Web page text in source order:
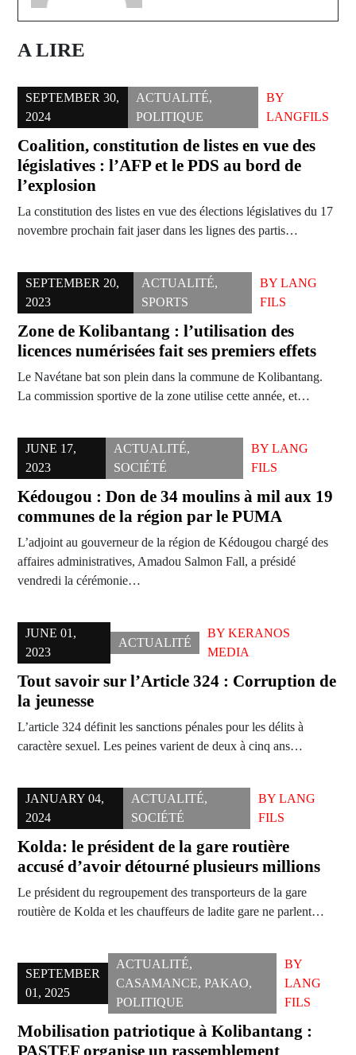
A LIRE
SEPTEMBER 30,
2024
ACTUALITÉ,
POLITIQUE
BY
LANGFILS
Coalition, constitution de listes en vue des
législatives : l’AFP et le PDS au bord de
l’explosion
La constitution des listes en vue des élections législatives du 17
novembre prochain fait jaser dans les lignes des partis…
SEPTEMBER 20,
2023
ACTUALITÉ,
SPORTS
BYLANG
FILS
Zone de Kolibantang : l’utilisation des
licences numérisées fait ses premiers effets
Le Navétane bat son plein dans la commune de Kolibantang.
La commission sportive de la zone utilise cette année, et…
JUNE 17,
2023
ACTUALITÉ,
SOCIÉTÉ
BYLANG
FILS
Kédougou : Don de 34 moulins à mil aux 19
communes de la région par le PUMA
L’adjoint au gouverneur de la région de Kédougou chargé des
affaires administratives, Amadou Salmon Fall, a présidé
vendredi la cérémonie…
JUNE 01,
2023
ACTUALITÉ
BY KERANOS
MEDIA
Tout savoir sur l’Article 324 : Corruption de
la jeunesse
L’article 324 définit les sanctions pénales pour les délits à
caractère sexuel. Les peines varient de deux à cinq ans…
JANUARY 04,
2024
ACTUALITÉ,
SOCIÉTÉ
BY LANG
FILS
Kolda: le président de la gare routière
accusé d’avoir détourné plusieurs millions
Le président du regroupement des transporteurs de la gare
routière de Kolda et les chauffeurs de ladite gare ne parlent…
SEPTEMBER
01, 2025
ACTUALITÉ,
CASAMANCE, PAKAO,
POLITIQUE
BY
LANG
FILS
Mobilisation patriotique à Kolibantang :
PASTEF organise un rassemblement